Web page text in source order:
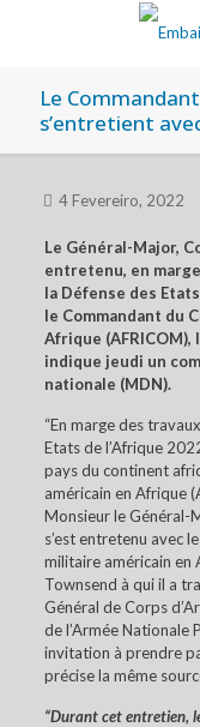
Le
s’entretient
4 Fevereiro, 2022
Le Général-Major,
entretenu, en
la Défense des
le Commandant du
Afrique (AFRICOM),
indique jeudi un
nationale (MDN).
“En marge des
Etats de l’Afrique
pays du continent
américain en Afrique
Monsieur le Général-
s’est entretenu avec
militaire américain en
Townsend à qui il a
Général de Corps
de l’Armée Nationale
invitation à prendre
précise la même
“Durant cet entretien,